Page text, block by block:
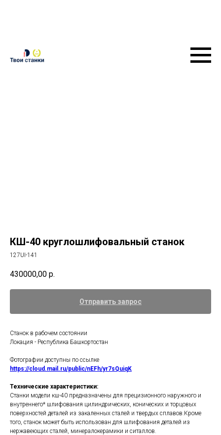
КШ-40 круглошлифовальный станок
127UI-141
430000,00 р.
Отправить запрос
Станок в рабочем состоянии
Локация - Республика Башкортостан
Фотографии доступны по ссылке
https://cloud.mail.ru/public/nEFh/yr7sQuiqK
Технические характеристики:
Станки модели кш-40 предназначены для прецизионного наружного и
внутреннего* шлифования цилиндрических, конических и торцовых
поверхностей деталей из закаленных сталей и твердых сплавов.Кроме
того, станок может быть использован для шлифования деталей из
нержавеющих сталей, минералокерамики и ситаллов.